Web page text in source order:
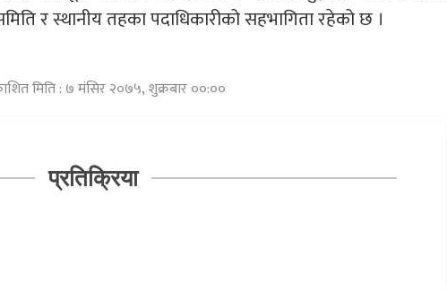
र स्थानीय तहका पदाधिकारीको सहभागिता रहेको छ ।
मिति : ७ मंसिर २०७५, शुक्रबार ००:००
प्रतिक्रिया